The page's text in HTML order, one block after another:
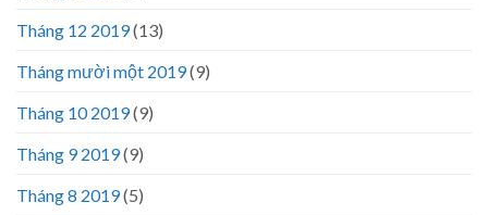
Tháng 12 2019(13)
Tháng mười một 2019(9)
Tháng 10 2019(9)
Tháng 9 2019(9)
Tháng 8 2019(5)